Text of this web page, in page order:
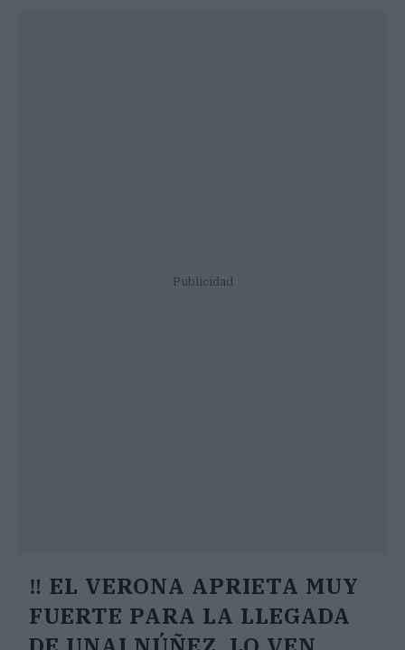
Publicidad
‼️ EL VERONA APRIETA MUY
FUERTE PARA LA LLEGADA